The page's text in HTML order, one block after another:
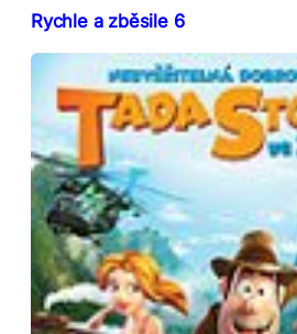
Rychle a zběsile 6